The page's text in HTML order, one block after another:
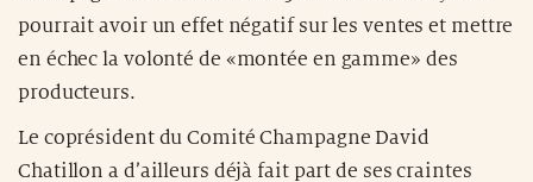
pourrait avoir un effet négatif sur les ventes et mettre
en échec la volonté de «montée en gamme» des
producteurs.
Le coprésident du Comité Champagne David
Chatillon a d’ailleurs déjà fait part de ses craintes